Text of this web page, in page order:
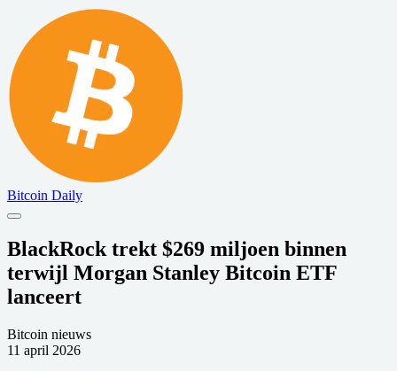
Bitcoin Daily
BlackRock trekt $269 miljoen binnen
terwijl Morgan Stanley Bitcoin ETF
lanceert
Bitcoin nieuws
11 april 2026